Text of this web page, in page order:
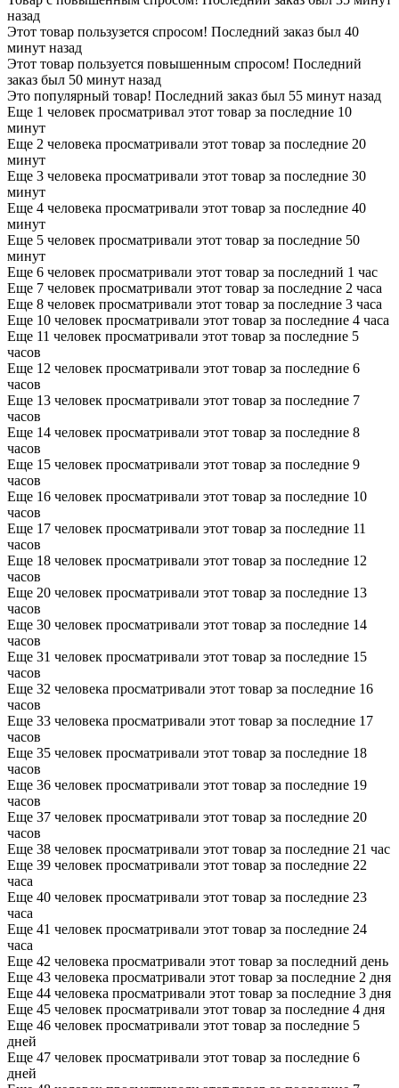
назад
Этот товар пользузется спросом! Последний заказ был 40
минут назад
Этот товар пользуется повышенным спросом! Последний
заказ был 50 минут назад
Это популярный товар! Последний заказ был 55 минут назад
Еще 1 человек просматривал этот товар за последние 10
минут
Еще 2 человека просматривали этот товар за последние 20
минут
Еще 3 человека просматривали этот товар за последние 30
минут
Еще 4 человека просматривали этот товар за последние 40
минут
Еще 5 человек просматривали этот товар за последние 50
минут
Еще 6 человек просматривали этот товар за последний 1 час
Еще 7 человек просматривали этот товар за последние 2 часа
Еще 8 человек просматривали этот товар за последние 3 часа
Еще 10 человек просматривали этот товар за последние 4 часа
Еще 11 человек просматривали этот товар за последние 5
часов
Еще 12 человек просматривали этот товар за последние 6
часов
Еще 13 человек просматривали этот товар за последние 7
часов
Еще 14 человек просматривали этот товар за последние 8
часов
Еще 15 человек просматривали этот товар за последние 9
часов
Еще 16 человек просматривали этот товар за последние 10
часов
Еще 17 человек просматривали этот товар за последние 11
часов
Еще 18 человек просматривали этот товар за последние 12
часов
Еще 20 человек просматривали этот товар за последние 13
часов
Еще 30 человек просматривали этот товар за последние 14
часов
Еще 31 человек просматривали этот товар за последние 15
часов
Еще 32 человека просматривали этот товар за последние 16
часов
Еще 33 человека просматривали этот товар за последние 17
часов
Еще 35 человек просматривали этот товар за последние 18
часов
Еще 36 человек просматривали этот товар за последние 19
часов
Еще 37 человек просматривали этот товар за последние 20
часов
Еще 38 человек просматривали этот товар за последние 21 час
Еще 39 человек просматривали этот товар за последние 22
часа
Еще 40 человек просматривали этот товар за последние 23
часа
Еще 41 человек просматривали этот товар за последние 24
часа
Еще 42 человека просматривали этот товар за последний день
Еще 43 человека просматривали этот товар за последние 2 дня
Еще 44 человека просматривали этот товар за последние 3 дня
Еще 45 человек просматривали этот товар за последние 4 дня
Еще 46 человек просматривали этот товар за последние 5
дней
Еще 47 человек просматривали этот товар за последние 6
дней